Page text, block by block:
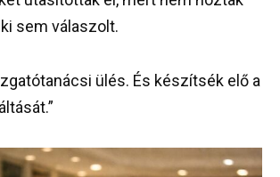
sem válaszolt.
ülés. És készítsék elő a